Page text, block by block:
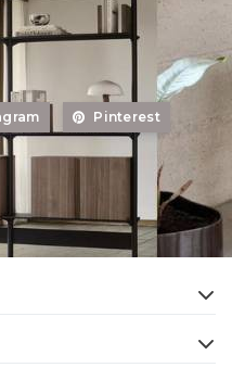
Pinterest